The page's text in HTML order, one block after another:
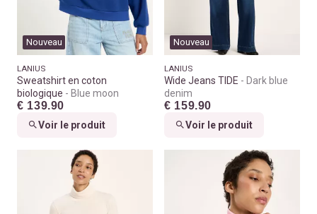
Nouveau
LANIUS
Sweatshirt en coton
biologique
Blue moon
€ 139.90
Voir le produit
Nouveau
LANIUS
Wide Jeans TIDE
Dark blue
denim
€ 159.90
Voir le produit